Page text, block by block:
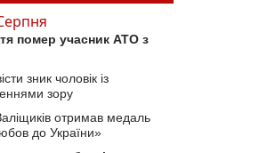
помер учасник АТО з
зник чоловік із
зору
отримав медаль
до України»